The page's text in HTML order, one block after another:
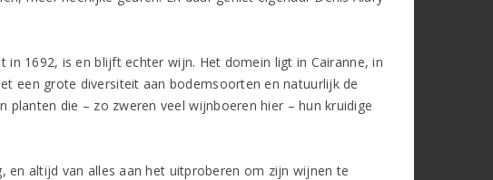
1692, is en blijft echter wijn. Het domein ligt in Cairanne, in
een grote diversiteit aan bodemsoorten en natuurlijk de
planten die – zo zweren veel wijnboeren hier – hun kruidige
en altijd van alles aan het uitproberen om zijn wijnen te